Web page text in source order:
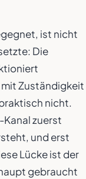
ist nicht
Die
Zuständigkeit
nicht.
zuerst
und erst
Lücke ist der
gebraucht